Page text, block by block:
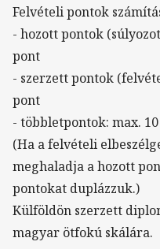
Felvételi pontok
- hozott pontok
pont
- szerzett pontok
pont
- többletpontok: max.
(Ha a felvételi
meghaladja a hozott
pontokat duplázzuk.)
Külföldön szerzett
magyar ötfokú skálára.